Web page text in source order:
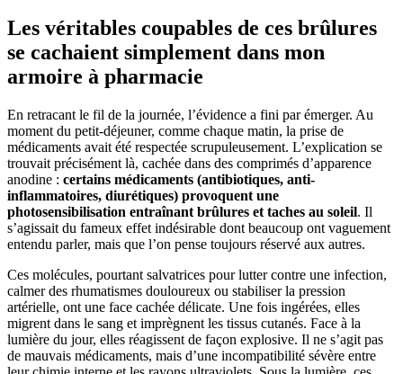
Les véritables coupables de ces brûlures
se cachaient simplement dans mon
armoire à pharmacie
En retracant le fil de la journée, l’évidence a fini par émerger. Au
moment du petit-déjeuner, comme chaque matin, la prise de
médicaments avait été respectée scrupuleusement. L’explication se
trouvait précisément là, cachée dans des comprimés d’apparence
anodine : certains médicaments (antibiotiques, anti-
inflammatoires, diurétiques) provoquent une
photosensibilisation entraînant brûlures et taches au soleil. Il
s’agissait du fameux effet indésirable dont beaucoup ont vaguement
entendu parler, mais que l’on pense toujours réservé aux autres.
Ces molécules, pourtant salvatrices pour lutter contre une infection,
calmer des rhumatismes douloureux ou stabiliser la pression
artérielle, ont une face cachée délicate. Une fois ingérées, elles
migrent dans le sang et imprègnent les tissus cutanés. Face à la
lumière du jour, elles réagissent de façon explosive. Il ne s’agit pas
de mauvais médicaments, mais d’une incompatibilité sévère entre